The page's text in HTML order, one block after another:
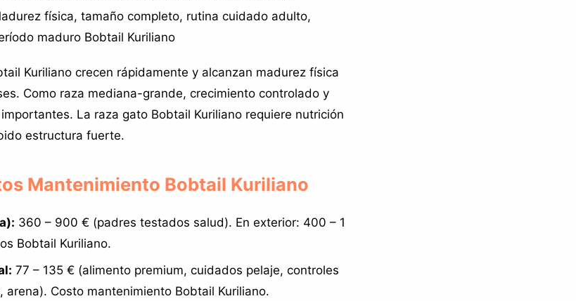
física, tamaño completo, rutina cuidado adulto,
maduro Bobtail Kuriliano
Kuriliano crecen rápidamente y alcanzan madurez física
Como raza mediana-grande, crecimiento controlado y
La raza gato Bobtail Kuriliano requiere nutrición
estructura fuerte.
Mantenimiento Bobtail Kuriliano
360 – 900 € (padres testados salud). En exterior: 400 – 1
Bobtail Kuriliano.
77 – 135 € (alimento premium, cuidados pelaje, controles
arena). Costo mantenimiento Bobtail Kuriliano.